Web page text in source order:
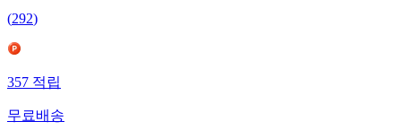
(292)
357적립
무료배송